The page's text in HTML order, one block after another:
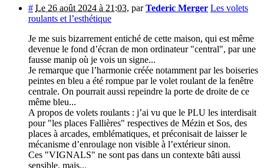
# Le 26 août 2024 à 21:03, parTederic Merger Les volets
roulants et l’esthétique
Je me suis bizarrement entiché de cette maison, qui est même
devenue le fond d’écran de mon ordinateur "central", par une
fausse manip où je vois un signe...
Je remarque que l’harmonie créée notamment par les boiseries
peintes en bleu a été rompue par le volet roulant de la fenêtre
centrale. On pourrait aussi repeindre la porte de droite de ce
même bleu...
A propos de volets roulants : j’ai vu que le PLU les interdisait
pour "les places Fallières" respectives de Mézin et Sos, des
places à arcades, emblématiques, et préconisait de laisser le
mécanisme d’enroulage non visible à l’extérieur sinon.
Ces "VIGNALS" ne sont pas dans un contexte bâti aussi
sensible, mais...